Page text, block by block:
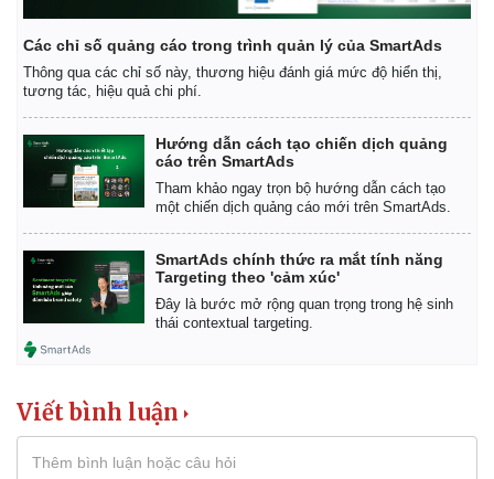
Vụ án
Quân sự - Quốc phòng
Các chỉ số quảng cáo trong trình quản lý của SmartAds
Thông qua các chỉ số này, thương hiệu đánh giá mức độ hiển thị,
tương tác, hiệu quả chi phí.
Hướng dẫn cách tạo chiến dịch quảng
cáo trên SmartAds
Tham khảo ngay trọn bộ hướng dẫn cách tạo
một chiến dịch quảng cáo mới trên SmartAds.
SmartAds chính thức ra mắt tính năng
Targeting theo 'cảm xúc'
Đây là bước mở rộng quan trọng trong hệ sinh
thái contextual targeting.
Viết bình luận